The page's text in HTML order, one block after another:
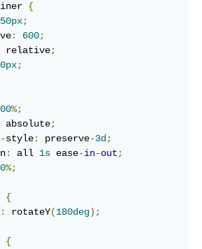
{
px;
: 600;
relative;
px;
%;
absolute;
-style: preserve-3d;
: all 1s ease-in-out;
%;
{
: rotateY(180deg) ;
{